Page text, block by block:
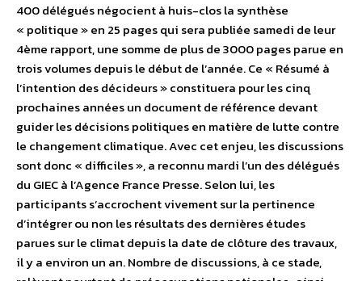
400 délégués négocient à huis-clos la synthèse
« politique » en 25 pages qui sera publiée samedi de leur
4ème rapport, une somme de plus de 3000 pages parue en
trois volumes depuis le début de l’année. Ce « Résumé à
l’intention des décideurs » constituera pour les cinq
prochaines années un document de référence devant
guider les décisions politiques en matière de lutte contre
le changement climatique. Avec cet enjeu, les discussions
sont donc « difficiles », a reconnu mardi l’un des délégués
du GIEC à l’Agence France Presse. Selon lui, les
participants s’accrochent vivement sur la pertinence
d’intégrer ou non les résultats des dernières études
parues sur le climat depuis la date de clôture des travaux,
il y a environ un an. Nombre de discussions, à ce stade,